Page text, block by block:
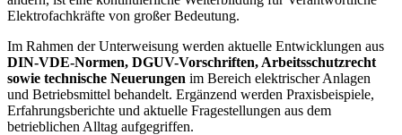
Elektrofachkräfte von großer Bedeutung.
Im Rahmen der Unterweisung werden aktuelle Entwicklungen aus
DIN-VDE-Normen, DGUV-Vorschriften, Arbeitsschutzrecht
sowie technische Neuerungen im Bereich elektrischer Anlagen
und Betriebsmittel behandelt. Ergänzend werden Praxisbeispiele,
Erfahrungsberichte und aktuelle Fragestellungen aus dem
betrieblichen Alltag aufgegriffen.